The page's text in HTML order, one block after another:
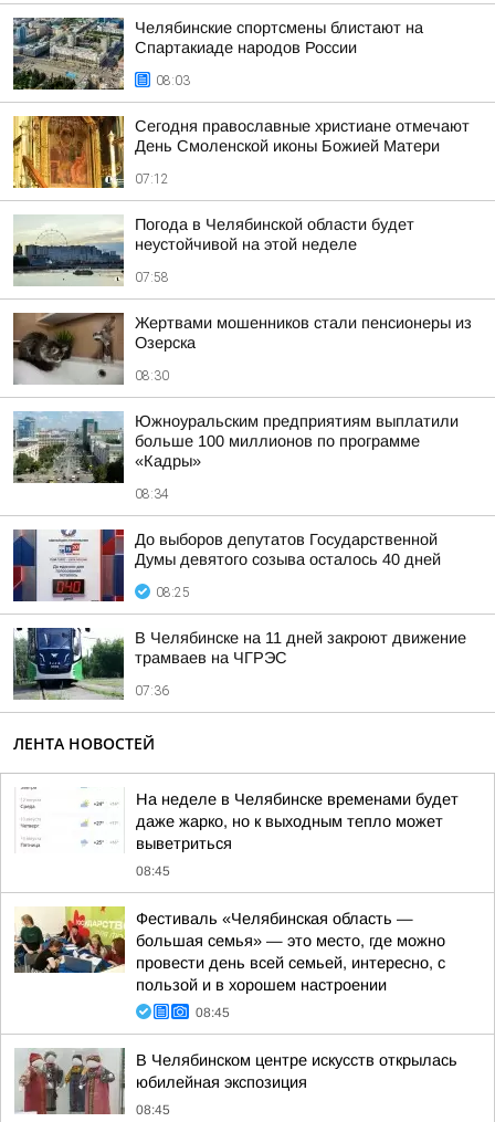
Челябинские спортсмены блистают на
Спартакиаде народов России
08:03
Сегодня православные христиане отмечают
День Смоленской иконы Божией Матери
07:12
Погода в Челябинской области будет
неустойчивой на этой неделе
07:58
Жертвами мошенников стали пенсионеры из
Озерска
08:30
Южноуральским предприятиям выплатили
больше 100 миллионов по программе
«Кадры»
08:34
До выборов депутатов Государственной
Думы девятого созыва осталось 40 дней
08:25
В Челябинске на 11 дней закроют движение
трамваев на ЧГРЭС
07:36
ЛЕНТА НОВОСТЕЙ
На неделе в Челябинске временами будет
даже жарко, но к выходным тепло может
выветриться
08:45
Фестиваль «Челябинская область —
большая семья» — это место, где можно
провести день всей семьей, интересно, с
пользой и в хорошем настроении
08:45
В Челябинском центре искусств открылась
юбилейная экспозиция
08:45